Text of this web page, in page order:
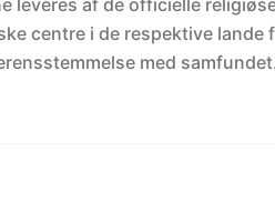
leveres af de officielle
centre i de respektive lande
med